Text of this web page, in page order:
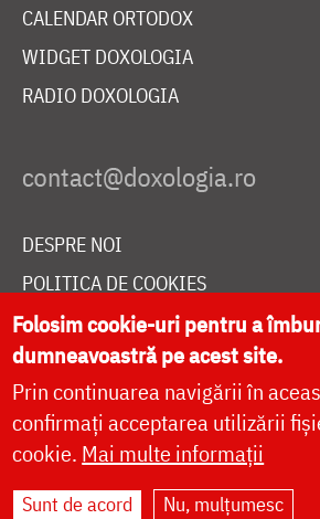
CALENDAR ORTODOX
WIDGET DOXOLOGIA
RADIO DOXOLOGIA
DESPRE NOI
POLITICA DE COOKIES
DONEAZĂ ONLINE PENTRU
LIVE
Folosim cookie-uri pentru a
dumneavoastră pe acest site.
Prin continuarea navigării în
confirmați acceptarea utilizării
cookie. Mai multe informații
Sunt de acord Nu, mulțumesc